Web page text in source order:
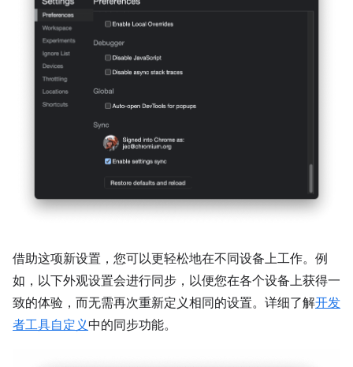
借助这项新设置，您可以更轻松地在不同设备上工作。例
如，以下外观设置会进行同步，以便您在各个设备上获得一
致的体验，而无需再次重新定义相同的设置。详细了解开发
者工具自定义中的同步功能。